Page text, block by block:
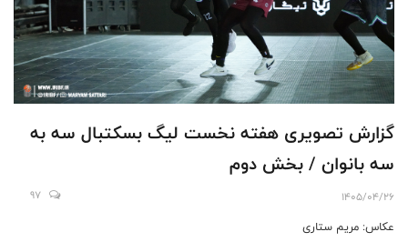
گزارش تصویری هفته نخست لیگ بسکتبال سه به
سه بانوان / بخش دوم
1405/04/26
97
عکاس: مریم ستاری